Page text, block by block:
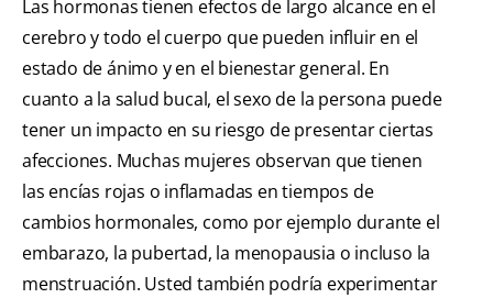
Las hormonas tienen efectos de largo alcance en el
cerebro y todo el cuerpo que pueden influir en el
estado de ánimo y en el bienestar general. En
cuanto a la salud bucal, el sexo de la persona puede
tener un impacto en su riesgo de presentar ciertas
afecciones. Muchas mujeres observan que tienen
las encías rojas o inflamadas en tiempos de
cambios hormonales, como por ejemplo durante el
embarazo, la pubertad, la menopausia o incluso la
menstruación. Usted también podría experimentar